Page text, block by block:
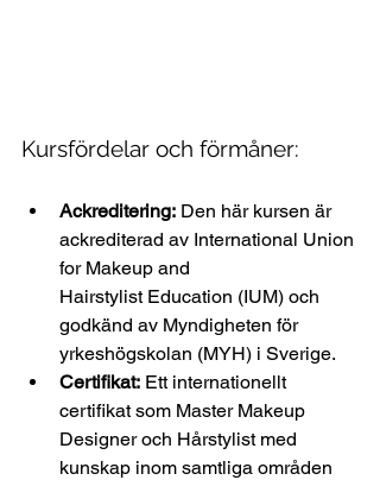
Kursfördelar och förmåner:
Ackreditering: Den här kursen är
ackrediterad av International Union
for Makeup and
Hairstylist Education (IUM) och
godkänd av Myndigheten för
yrkeshögskolan (MYH) i Sverige.
Certifikat: Ett internationellt
certifikat som Master Makeup
Designer och Hårstylist med
kunskap inom samtliga områden